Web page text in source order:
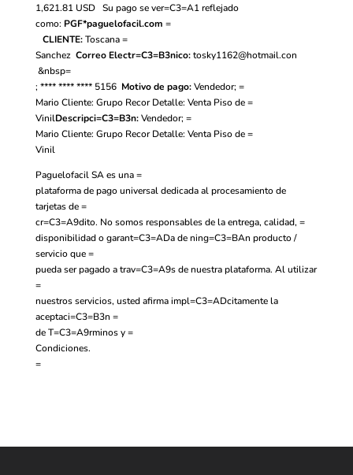
1,621.81 USD Su pago se ver=C3=A1 reflejado
como: PGF*paguelofacil.com =
CLIENTE: Toscana =
Sanchez Correo Electr=C3=B3nico: tosky1162@hotmail.con
&nbsp=
; **** **** **** 5156 Motivo de pago: Vendedor; =
Mario Cliente: Grupo Recor Detalle: Venta Piso de =
VinilDescripci=C3=B3n: Vendedor; =
Mario Cliente: Grupo Recor Detalle: Venta Piso de =
Vinil
Paguelofacil SA es una =
plataforma de pago universal dedicada al procesamiento de
tarjetas de =
cr=C3=A9dito. No somos responsables de la entrega, calidad, =
disponibilidad o garant=C3=ADa de ning=C3=BAn producto /
servicio que =
pueda ser pagado a trav=C3=A9s de nuestra plataforma. Al utilizar
=
nuestros servicios, usted afirma impl=C3=ADcitamente la
aceptaci=C3=B3n =
de T=C3=A9rminos y =
Condiciones.
=